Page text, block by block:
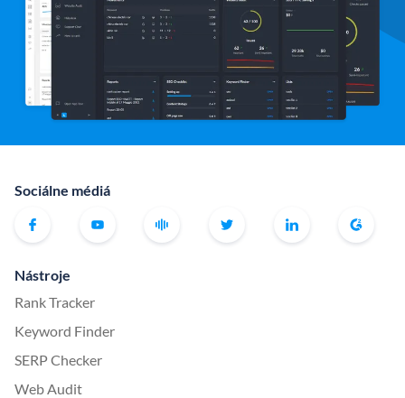
Sociálne médiá
Nástroje
Rank Tracker
Keyword Finder
SERP Checker
Web Audit